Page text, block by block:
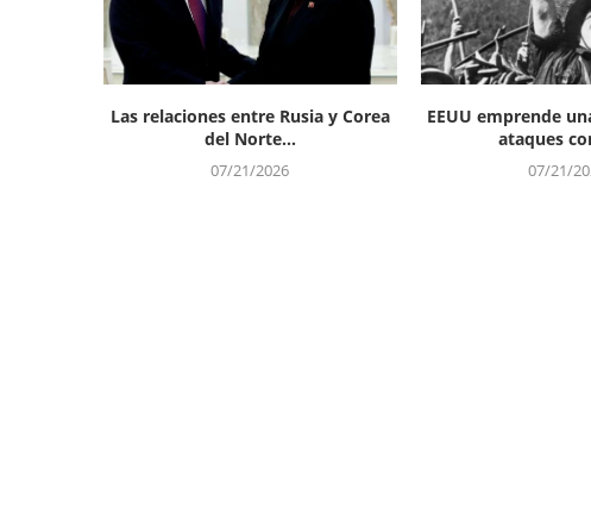
Las relaciones entre Rusia y Corea
del Norte...
07/21/2026
EEUU emprende
ataques
07/21/